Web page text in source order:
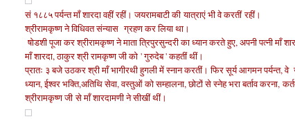
सं १८८५ पर्यन्त माँ शारदा वहीं रहीं। जयरामबाटी की यात्राएं भी वे करतीं रहीं।
श्रीरामकृष्ण ने विधिवत संन्यास ग्रहण कर लिया था।
षोडशी पूजा कर श्रीरामकृष्ण ने माता त्रिपुरसुन्दरी का ध्यान करते हुए, अपनी पत्नी माँ
माँ शारदा, ठाकुर श्री रामकृष्ण जी को' गुरुदेब ' कहतीं थीं।
प्रातः ३ बजे उठकर श्री माँ भागीरथी हुगली में स्नान करतीं। फिर सूर्य आगमन पर्यन्त,
ध्यान, ईश्वर भक्ति,अतिथि सेवा, वस्तुओं को सम्हालना, छोटों से स्नेह भरा बर्ताव करना,
श्रीरामकृष्ण जीसे माँ शारदामणीने सीखीं थीं।